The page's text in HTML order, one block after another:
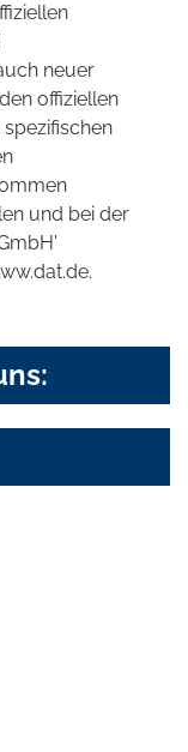
neuer
offiziellen
und bei der